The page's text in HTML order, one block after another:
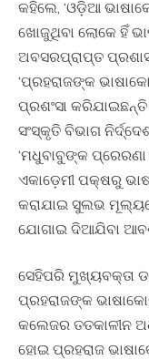
କହିଲେ, ‘ଓଡ଼ିଆ
ଖୋଜୁଥିବା ଲୋକେ ହିଁ
ଅବସରପ୍ରାପ୍ତ
‘ପ୍ରହରାଜଙ୍କ
ପ୍ରଶଂସା
ସଂସ୍କୃତି ବିଭାଗ
‘ମଧୁବାବୁଙ୍କ
ଏକାଡ଼େମୀ ପକ୍ଷରୁ
କରାଯାଇ ସୁଲଭ
ଯୋଗାଇ ଦିଆଯିବା
ସେହିପରି ମୁଖ୍ୟବକ୍ତା
ପ୍ରହରାଜଙ୍କ
କଲେଜର ତତକାଳୀନ
ହୋଇ ପ୍ରହରାଜ